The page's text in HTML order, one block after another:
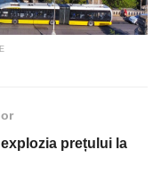
prețului la